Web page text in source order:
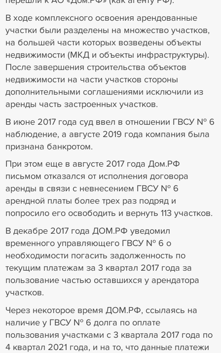
В ходе комплексного освоения арендованные
участки были разделены на множество участков,
на большей части которых возведены объекты
недвижимости (МКД и объекты инфраструктуры).
После завершения строительства объектов
недвижимости на части участков стороны
дополнительными соглашениями исключили из
аренды часть застроенных участков.
В июне 2017 года суд ввел в отношении ГВСУ № 6
наблюдение, а августе 2019 года компания была
признана банкротом.
При этом еще в августе 2017 года Дом.РФ
письмом отказался от исполнения договора
аренды в связи с невнесением ГВСУ № 6
арендной платы более трех раз подряд и
попросило его освободить и вернуть 113 участков.
В декабре 2017 года ДОМ.РФ уведомил
временного управляющего ГВСУ № 6 о
необходимости погасить задолженность по
текущим платежам за 3 квартал 2017 года за
пользование частью оставшихся у арендатора
участков.
Через некоторое время ДОМ.РФ, ссылаясь на
наличие у ГВСУ № 6 долга по оплате
пользования участками с 3 квартала 2017 года по
4 квартал 2021 года, и на то, что данные платежи